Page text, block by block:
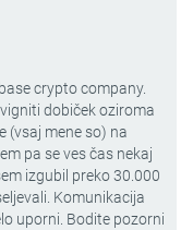
crypto company.
dobiček oziroma
(vsaj mene so) na
pa se ves čas nekaj
izgubil preko 30.000
Komunikacija
uporni. Bodite pozorni